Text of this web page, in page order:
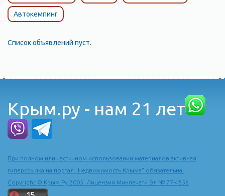
Автокемпинг
Список объявлений пуст.
Крым.ру - нам 21 лет
При полном или частичном использовании материалов активная
гиперссылка на портал "Недвижимость Крыма" обязательна.
Copyright © Крым.Ру 2005. Лицензия Минпечати Эл № 77-4556